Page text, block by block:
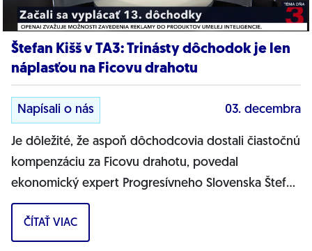
Štefan Kišš v TA3: Trinásty dôchodok je len
náplasťou na Ficovu drahotu
Napísali o nás 03. decembra
Je dôležité, že aspoň dôchodcovia dostali čiastočnú
kompenzáciu za Ficovu drahotu, povedal
ekonomický expert Progresívneho Slovenska Štefan
Kišš v diskusnej relácii TA3 Téma Dňa....
ČÍTAŤ VIAC